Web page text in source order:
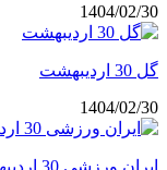
1404/02/30
گل 30 اردیبهشت
1404/02/30
ایران ورزشی 30 اردیبهشت